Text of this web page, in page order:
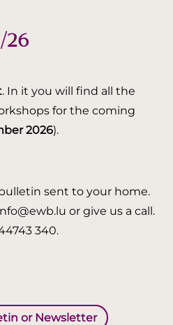
26
. In it you will find all the
for the coming
2026).
sent to your home.
or give us a call.
340.
or Newsletter